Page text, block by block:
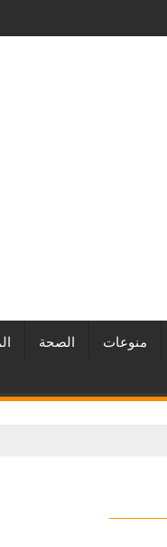
في مهرجان الصخرة الدولي
منوعات الصحة